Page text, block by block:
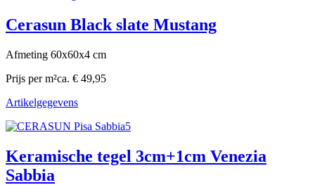
Cerasun Black slate Mustang
Afmeting 60x60x4 cm
Prijs per m²ca. € 49,95
Artikelgegevens
Keramische tegel 3cm+1cm Venezia
Sabbia